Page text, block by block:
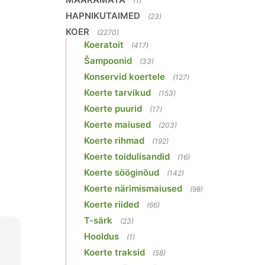
HAPNIKUTAIMED (23)
KOER (2270)
Koeratoit (417)
Šampoonid (33)
Konservid koertele (127)
Koerte tarvikud (153)
Koerte puurid (17)
Koerte maiused (203)
Koerte rihmad (192)
Koerte toidulisandid (16)
Koerte sööginõud (142)
Koerte närimismaiused (98)
Koerte riided (66)
T-särk (23)
Hooldus (1)
Koerte traksid (58)